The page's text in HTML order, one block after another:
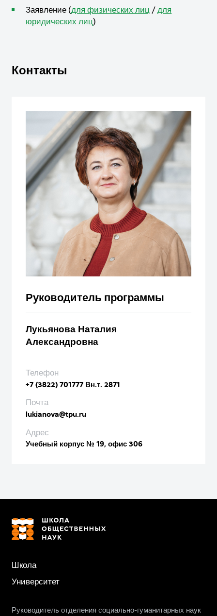
Заявление (для физических лиц /для
юридических лиц)
Контакты
Руководитель программы
Лукьянова Наталия
Александровна
Телефон
+7 (3822) 701777 Вн.т. 2871
Почта
lukianova@tpu.ru
Адрес
Учебный корпус № 19, офис 306
Школа
Университет
Руководитель отделения социально-гуманитарных наук